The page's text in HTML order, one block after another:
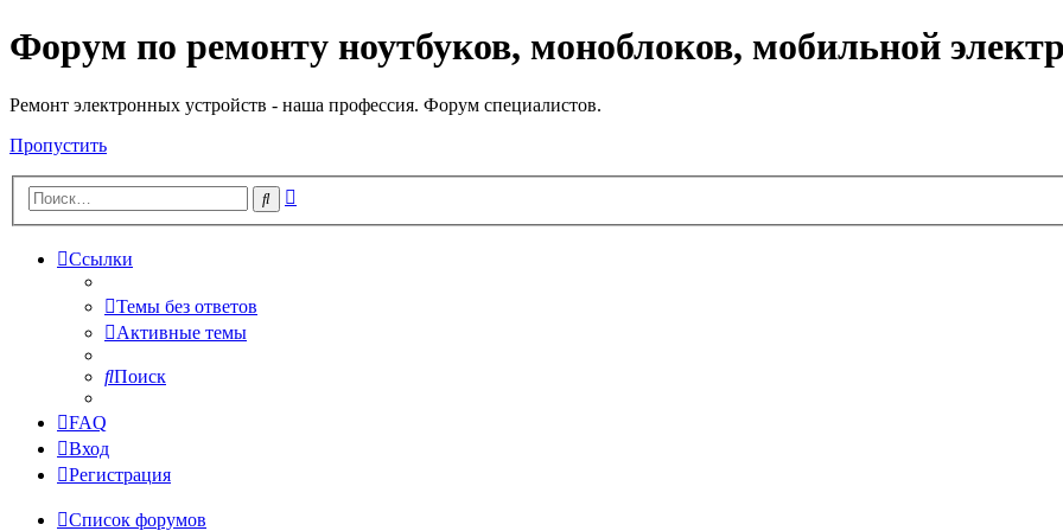
Регистрация
Форум по ремонту ноутбуков, моноблоков, мобильной
Ремонт электронных устройств - наша профессия. Форум специалистов.
Пропустить
Поиск
Ссылки
Темы без ответов
Активные темы
Поиск
FAQ
Вход
Регистрация
Список форумов